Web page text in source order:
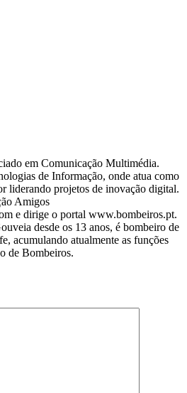
em Comunicação Multimédia.
de Informação, onde atua como
liderando projetos de inovação digital.
Amigos
e dirige o portal www.bombeiros.pt.
desde os 13 anos, é bombeiro de
acumulando atualmente as funções
de Bombeiros.